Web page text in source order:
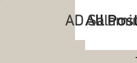
ADAll